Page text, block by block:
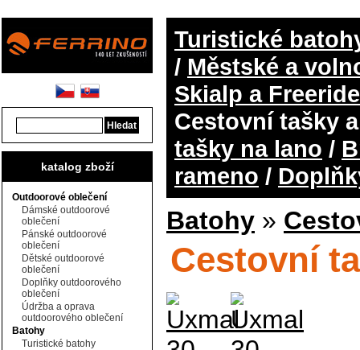
katalog zboží
Outdoorové oblečení
Dámské outdoorové
oblečení
Pánské outdoorové
oblečení
Dětské outdoorové
oblečení
Doplňky outdoorového
oblečení
Údržba a oprava
outdoorového oblečení
Batohy
Turistické batohy
Turistické
/ Městské a
Skialp a
Cestovní tašky
tašky na lano /
rameno /
Batohy »
Cestovní